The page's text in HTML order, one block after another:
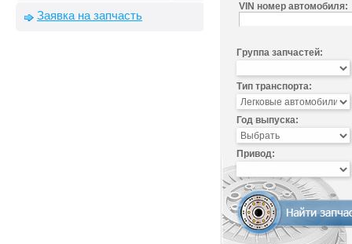
Заявка на запчасть
VIN номер автомобиля:
Группа запчастей:
Тип транспорта:
Год выпуска:
Привод: